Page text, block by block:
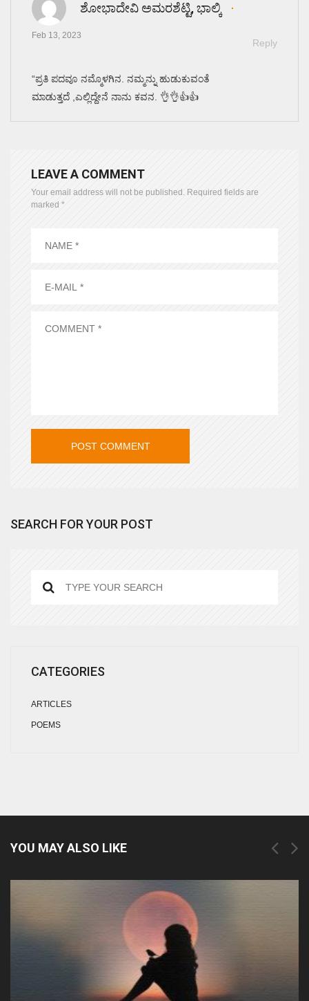
ಶೋಭಾದೇವಿ ಅಮರಶೆಟ್ಟಿ, ಭಾಲ್ಕಿ
Feb 13, 2023
Reply
“ಪ್ರತಿ ಪದವೂ ನಮ್ಮೊಳಗಿನ. ನಮ್ಮನ್ನು ಹುಡುಕುವಂತೆ
ಮಾಡುತ್ತದೆ ,ಎಲ್ಲಿದ್ದೇನೆ ನಾನು ಕವನ. 👌👌👍👍
LEAVE A COMMENT
Your email address will not be published. Required fields are
marked *
SEARCH FOR YOUR POST
CATEGORIES
ARTICLES
POEMS
YOU MAY ALSO LIKE